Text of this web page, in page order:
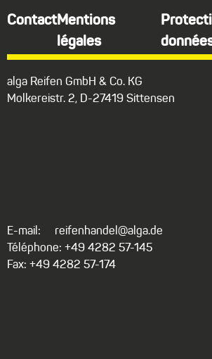
ContactMentions
légales
alga Reifen GmbH & Co. KG
Molkereistr. 2, D-27419 Sittensen
E-mail:
reifenhandel@alga.de
Téléphone: +49 4282 57-145
Fax: +49 4282 57-174